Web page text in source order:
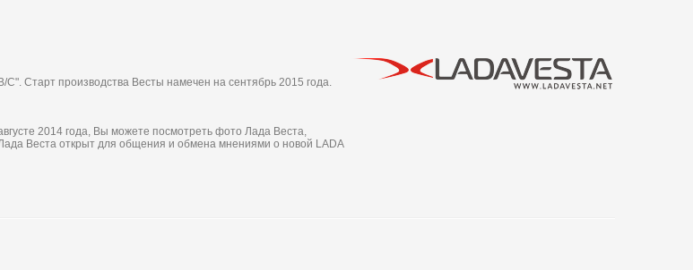
Старт производства Весты намечен на сентябрь 2015 года.
2014 года, Вы можете посмотреть фото Лада Веста,
Веста открыт для общения и обмена мнениями о новой LADA